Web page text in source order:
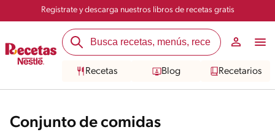
Registrate y descarga nuestros libros de recetas gratis
Recetas Blog Recetarios
Conjunto de comidas